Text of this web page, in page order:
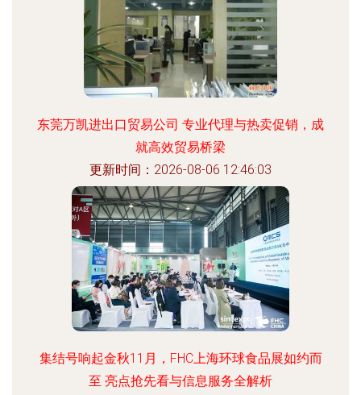
东莞万凯进出口贸易公司 专业代理与热卖促销，成
就高效贸易桥梁
更新时间：2026-08-06 12:46:03
集结号响起金秋11月，FHC上海环球食品展如约而
至 亮点抢先看与信息服务全解析